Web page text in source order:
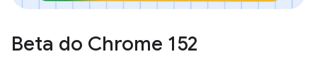
Beta do Chrome 152